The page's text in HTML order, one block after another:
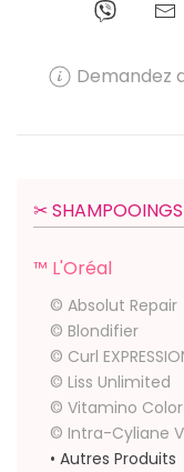
Demandez
✂︎ SHAMPOOINGS
™ L'Oréal
© Absolut Repair
© Blondifier
© Curl
© Liss Unlimited
© Vitamino Color
© Intra-Cyliane
• Autres Produits